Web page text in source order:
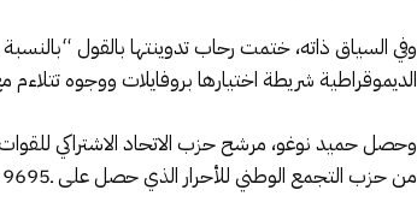
وفي السياق ذاته، ختمت رحاب تدوينتها بالقول
الديموقراطية شريطة اختيارها بروفايلات ووجوه
من حزب التجمع الوطني للأحرار الذي حصل على ـ9695 صوتاً، وحصل مرشح العدالة والتنمية على 8364 صوتاً.